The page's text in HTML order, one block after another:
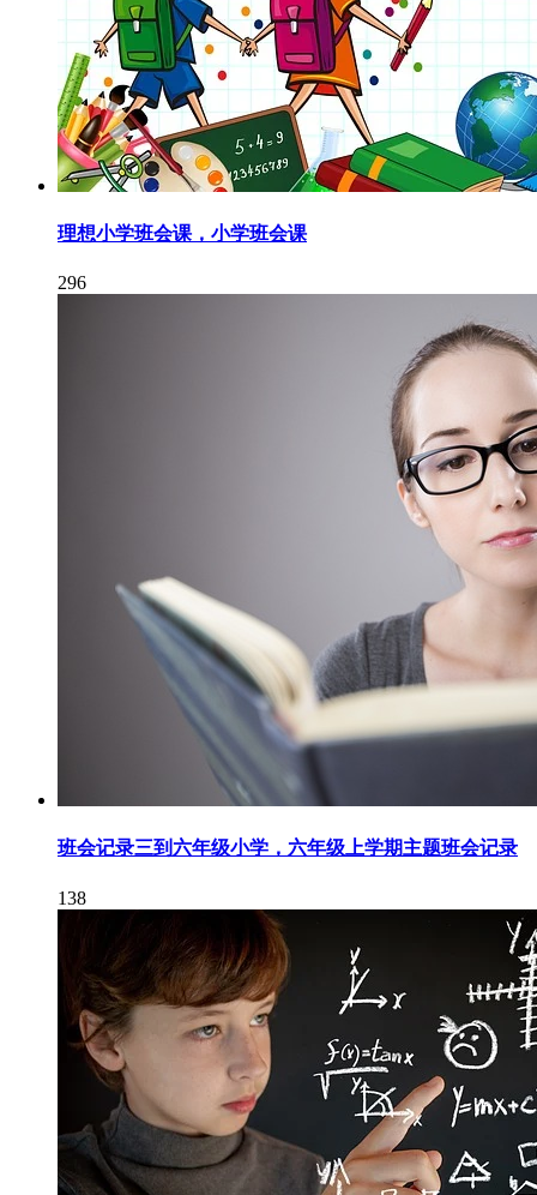
理想小学班会课，小学班会课
296
班会记录三到六年级小学，六年级上学期主题班会记录
138